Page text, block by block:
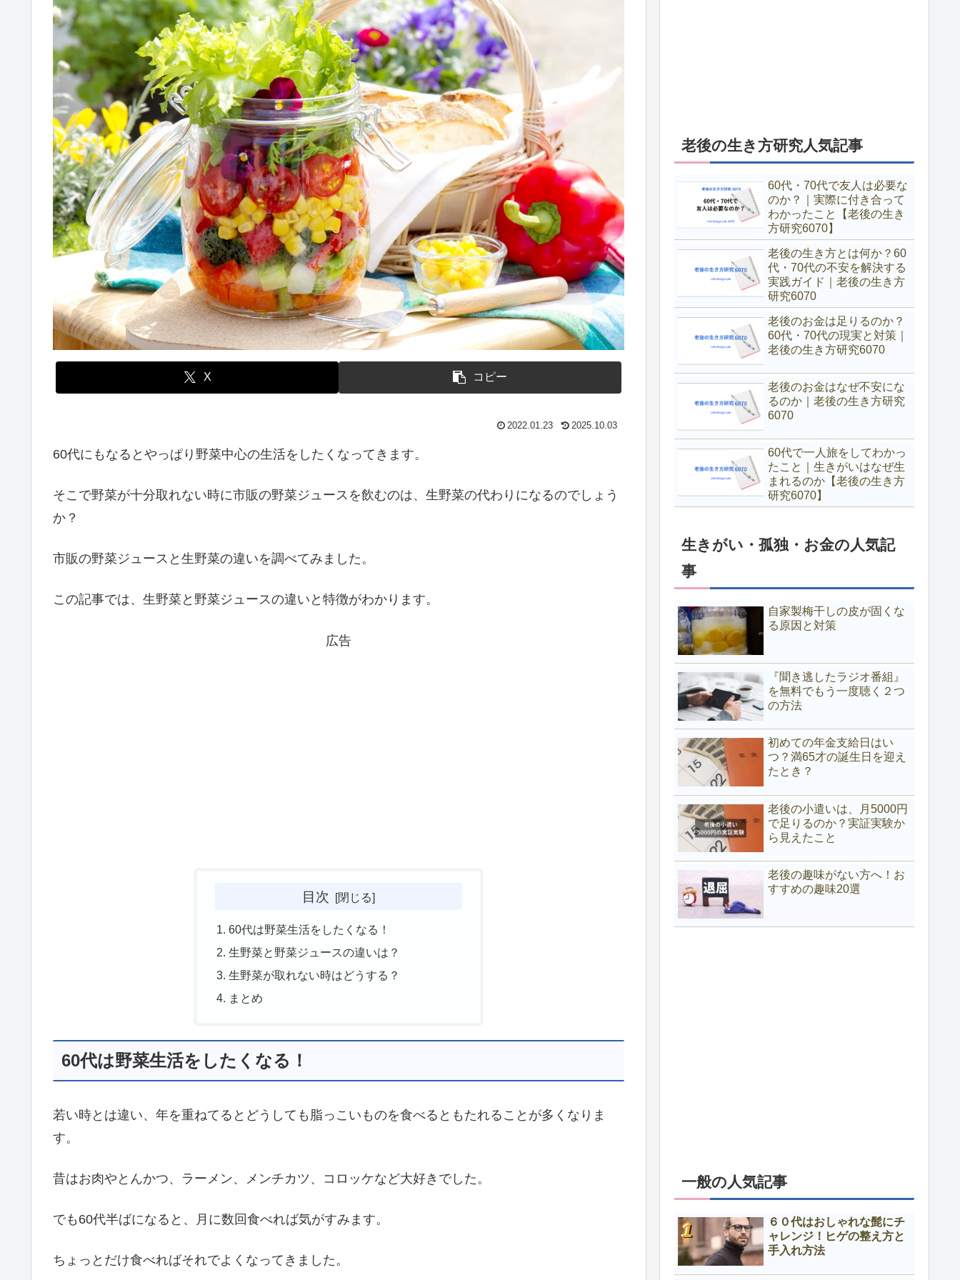
X コピー
2022.01.23 2025.10.03
60代にもなるとやっぱり野菜中心の生活をしたくなってきます。
そこで野菜が十分取れない時に市販の野菜ジュースを飲むのは、生野菜の代わりになるのでしょう
か？
市販の野菜ジュースと生野菜の違いを調べてみました。
この記事では、生野菜と野菜ジュースの違いと特徴がわかります。
広告
目次
60代は野菜生活をしたくなる！
生野菜と野菜ジュースの違いは？
生野菜が取れない時はどうする？
まとめ
60代は野菜生活をしたくなる！
若い時とは違い、年を重ねてるとどうしても脂っこいものを食べるともたれることが多くなりま
す。
昔はお肉やとんかつ、ラーメン、メンチカツ、コロッケなど大好きでした。
でも60代半ばになると、月に数回食べれば気がすみます。
ちょっとだけ食べればそれでよくなってきました。
老後の生き方研究人気記事
60代・70代で友人は必要な
のか？｜実際に付き合って
わかったこと【老後の生き
方研究6070】
老後の生き方とは何か？60
代・70代の不安を解決する
実践ガイド｜老後の生き方
研究6070
老後のお金は足りるのか？
60代・70代の現実と対策｜
老後の生き方研究6070
老後のお金はなぜ不安にな
るのか｜老後の生き方研究
6070
60代で一人旅をしてわかっ
たこと｜生きがいはなぜ生
まれるのか【老後の生き方
研究6070】
生きがい・孤独・お金の人気記
事
自家製梅干しの皮が固くな
る原因と対策
『聞き逃したラジオ番組』
を無料でもう一度聴く２つ
の方法
初めての年金支給日はい
つ？満65才の誕生日を迎え
たとき？
老後の小遣いは、月5000円
で足りるのか？実証実験か
ら見えたこと
老後の趣味がない方へ！お
すすめの趣味20選
一般の人気記事
６０代はおしゃれな髭にチ
ャレンジ！ヒゲの整え方と
手入れ方法